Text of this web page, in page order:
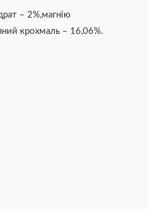
– 2%,магнію
крохмаль – 16,06%.